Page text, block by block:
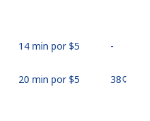
14 min por ⁦$5⁩ -
20 min por ⁦$5⁩ ⁦38¢⁩